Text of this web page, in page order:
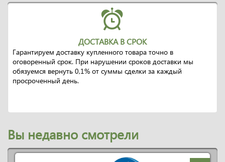
ДОСТАВКА В СРОК
Гарантируем доставку купленного товара точно в
оговоренный срок. При нарушении сроков доставки мы
обязуемся вернуть 0,1% от суммы сделки за каждый
просроченный день.
Вы недавно смотрели